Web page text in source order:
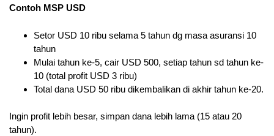
Contoh MSP USD
Setor USD 10 ribu selama 5 tahun dg masa asuransi 10
tahun
Mulai tahun ke-5, cair USD 500, setiap tahun sd tahun ke-
10 (total profit USD 3 ribu)
Total dana USD 50 ribu dikembalikan di akhir tahun ke-20.
Ingin profit lebih besar, simpan dana lebih lama (15 atau 20
tahun).